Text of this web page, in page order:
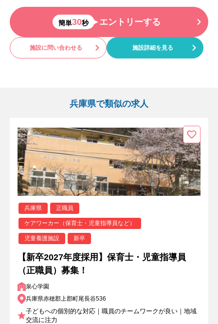
簡単30秒 エントリーする
施設に問い合わせる 施設詳細を見る
兵庫県で類似の求人
兵庫県 正職員
ケアワーカー（保育士・児童指導員など）
児童養護施設 新卒
【新卒2027年度採用】保育士・児童指導員
（正職員）募集！
泉心学園
兵庫県赤穂郡上郡町尾長谷536
子どもへの個別的な対応｜職員のチームワークが良い｜地域
交流に注力